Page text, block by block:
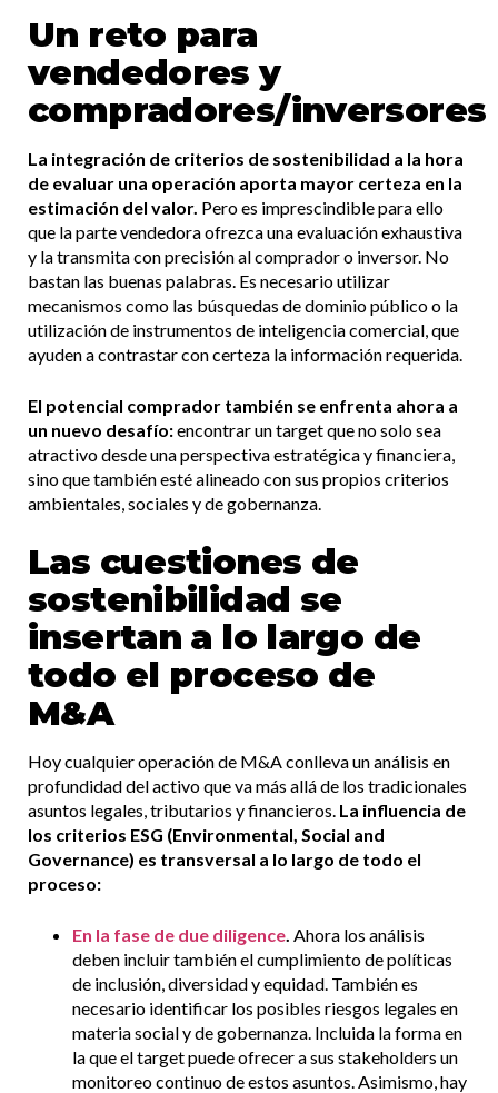
Un reto para
vendedores y
compradores/inversores
La integración de criterios de sostenibilidad a la hora
de evaluar una operación aporta mayor certeza en la
estimación del valor. Pero es imprescindible para ello
que la parte vendedora ofrezca una evaluación exhaustiva
y la transmita con precisión al comprador o inversor. No
bastan las buenas palabras. Es necesario utilizar
mecanismos como las búsquedas de dominio público o la
utilización de instrumentos de inteligencia comercial, que
ayuden a contrastar con certeza la información requerida.
El potencial comprador también se enfrenta ahora a
un nuevo desafío:encontrar un target que no solo sea
atractivo desde una perspectiva estratégica y financiera,
sino que también esté alineado con sus propios criterios
ambientales, sociales y de gobernanza.
Las cuestiones de
sostenibilidad se
insertan a lo largo de
todo el proceso de
M&A
Hoy cualquier operación de M&A conlleva un análisis en
profundidad del activo que va más allá de los tradicionales
asuntos legales, tributarios y financieros. La influencia de
los criterios ESG (Environmental, Social and
Governance) es transversal a lo largo de todo el
proceso:
En la fase de due diligence. Ahora los análisis
deben incluir también el cumplimiento de políticas
de inclusión, diversidad y equidad. También es
necesario identificar los posibles riesgos legales en
materia social y de gobernanza. Incluida la forma en
la que el target puede ofrecer a sus stakeholders un
monitoreo continuo de estos asuntos. Asimismo, hay